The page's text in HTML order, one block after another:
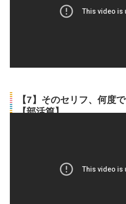
【7】そのセリフ、何度
【部活篇】